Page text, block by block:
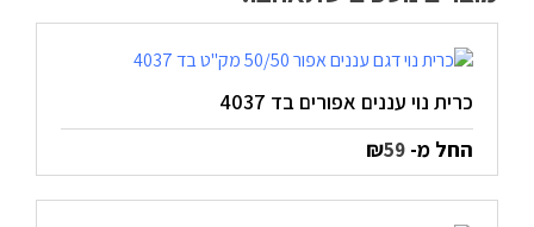
כרית נוי עננים אפורים בד 4037
החל מ-
₪59